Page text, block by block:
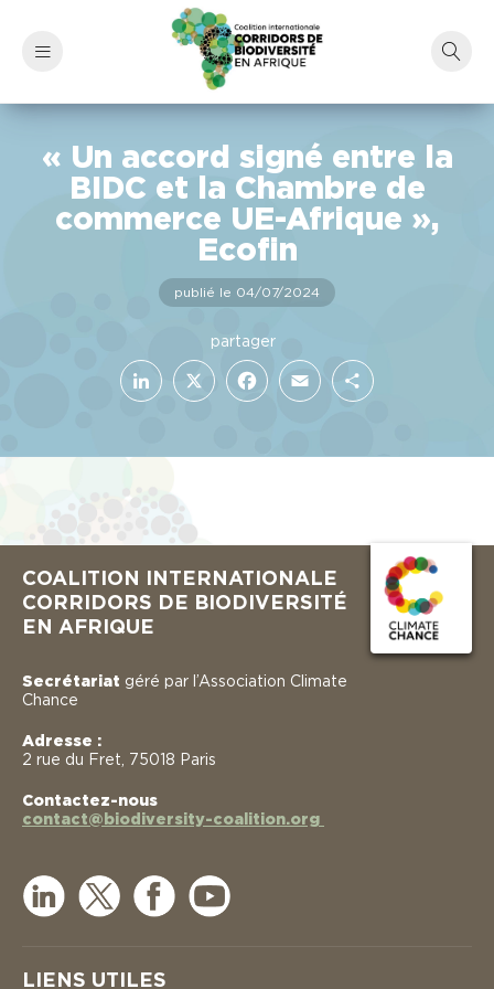
« Un accord signé entre la
BIDC et la Chambre de
commerce UE-Afrique »,
Ecofin
publié le 04/07/2024
COALITION INTERNATIONALE
CORRIDORS DE BIODIVERSITÉ
EN AFRIQUE
Secrétariat géré par l’Association Climate
Chance
Adresse :
2 rue du Fret, 75018 Paris
Contactez-nous
contact@biodiversity-coalition.org
LIENS UTILES